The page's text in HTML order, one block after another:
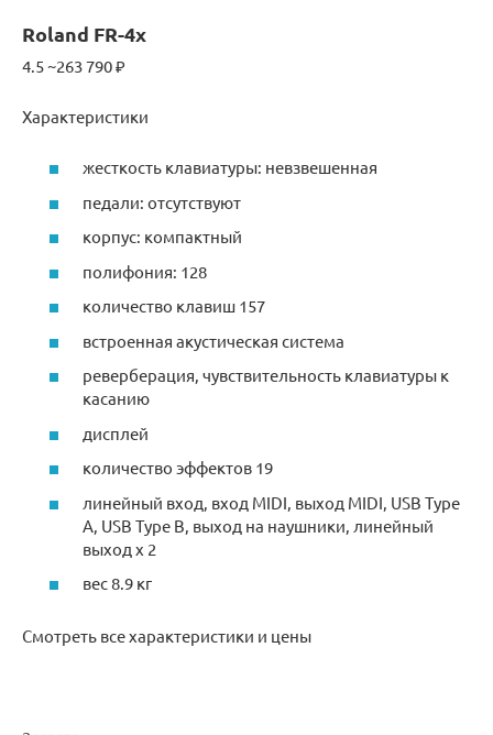
Roland FR-4x
4.5 ~263 790 ₽
Характеристики
жесткость клавиатуры: невзвешенная
педали: отсутствуют
корпус: компактный
полифония: 128
количество клавиш 157
встроенная акустическая система
реверберация, чувствительность клавиатуры к
касанию
дисплей
количество эффектов 19
линейный вход, вход MIDI, выход MIDI, USB Type
A, USB Type B, выход на наушники, линейный
выход x 2
вес 8.9 кг
Смотреть все характеристики и цены